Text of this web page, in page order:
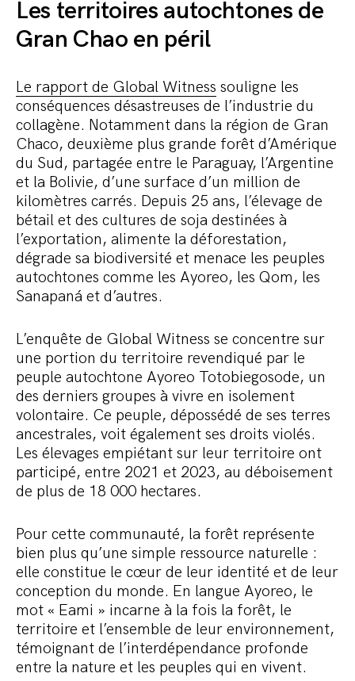
Les territoires autochtones de
Gran Chao en péril
Le rapport de Global Witness souligne les
conséquences désastreuses de l’industrie du
collagène. Notamment dans la région de Gran
Chaco, deuxième plus grande forêt d’Amérique
du Sud, partagée entre le Paraguay, l’Argentine
et la Bolivie, d’une surface d’un million de
kilomètres carrés. Depuis 25 ans, l’élevage de
bétail et des cultures de soja destinées à
l’exportation, alimente la déforestation,
dégrade sa biodiversité et menace les peuples
autochtones comme les Ayoreo, les Qom, les
Sanapaná et d’autres.
L’enquête de Global Witness se concentre sur
une portion du territoire revendiqué par le
peuple autochtone Ayoreo Totobiegosode, un
des derniers groupes à vivre en isolement
volontaire. Ce peuple, dépossédé de ses terres
ancestrales, voit également ses droits violés.
Les élevages empiétant sur leur territoire ont
participé, entre 2021 et 2023, au déboisement
de plus de 18 000 hectares.
Pour cette communauté, la forêt représente
bien plus qu’une simple ressource naturelle :
elle constitue le cœur de leur identité et de leur
conception du monde. En langue Ayoreo, le
mot « Eami » incarne à la fois la forêt, le
territoire et l’ensemble de leur environnement,
témoignant de l’interdépendance profonde
entre la nature et les peuples qui en vivent.